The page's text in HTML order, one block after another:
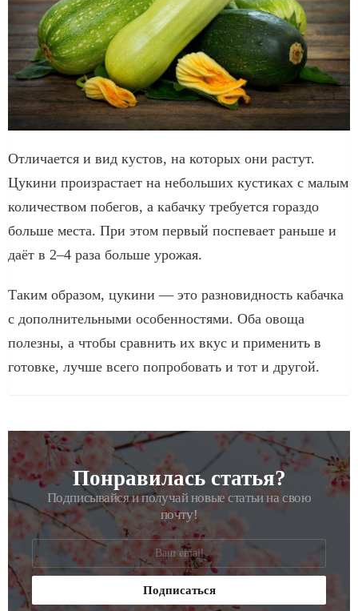
Отличается и вид кустов, на которых они растут.
Цукини произрастает на небольших кустиках с малым
количеством побегов, а кабачку требуется гораздо
больше места. При этом первый поспевает раньше и
даёт в 2–4 раза больше урожая.
Таким образом, цукини — это разновидность кабачка
с дополнительными особенностями. Оба овоща
полезны, а чтобы сравнить их вкус и применить в
готовке, лучше всего попробовать и тот и другой.
РАССЫЛКАПонравилась статья?
Подписывайся и получай новые статьи на свою
почту!